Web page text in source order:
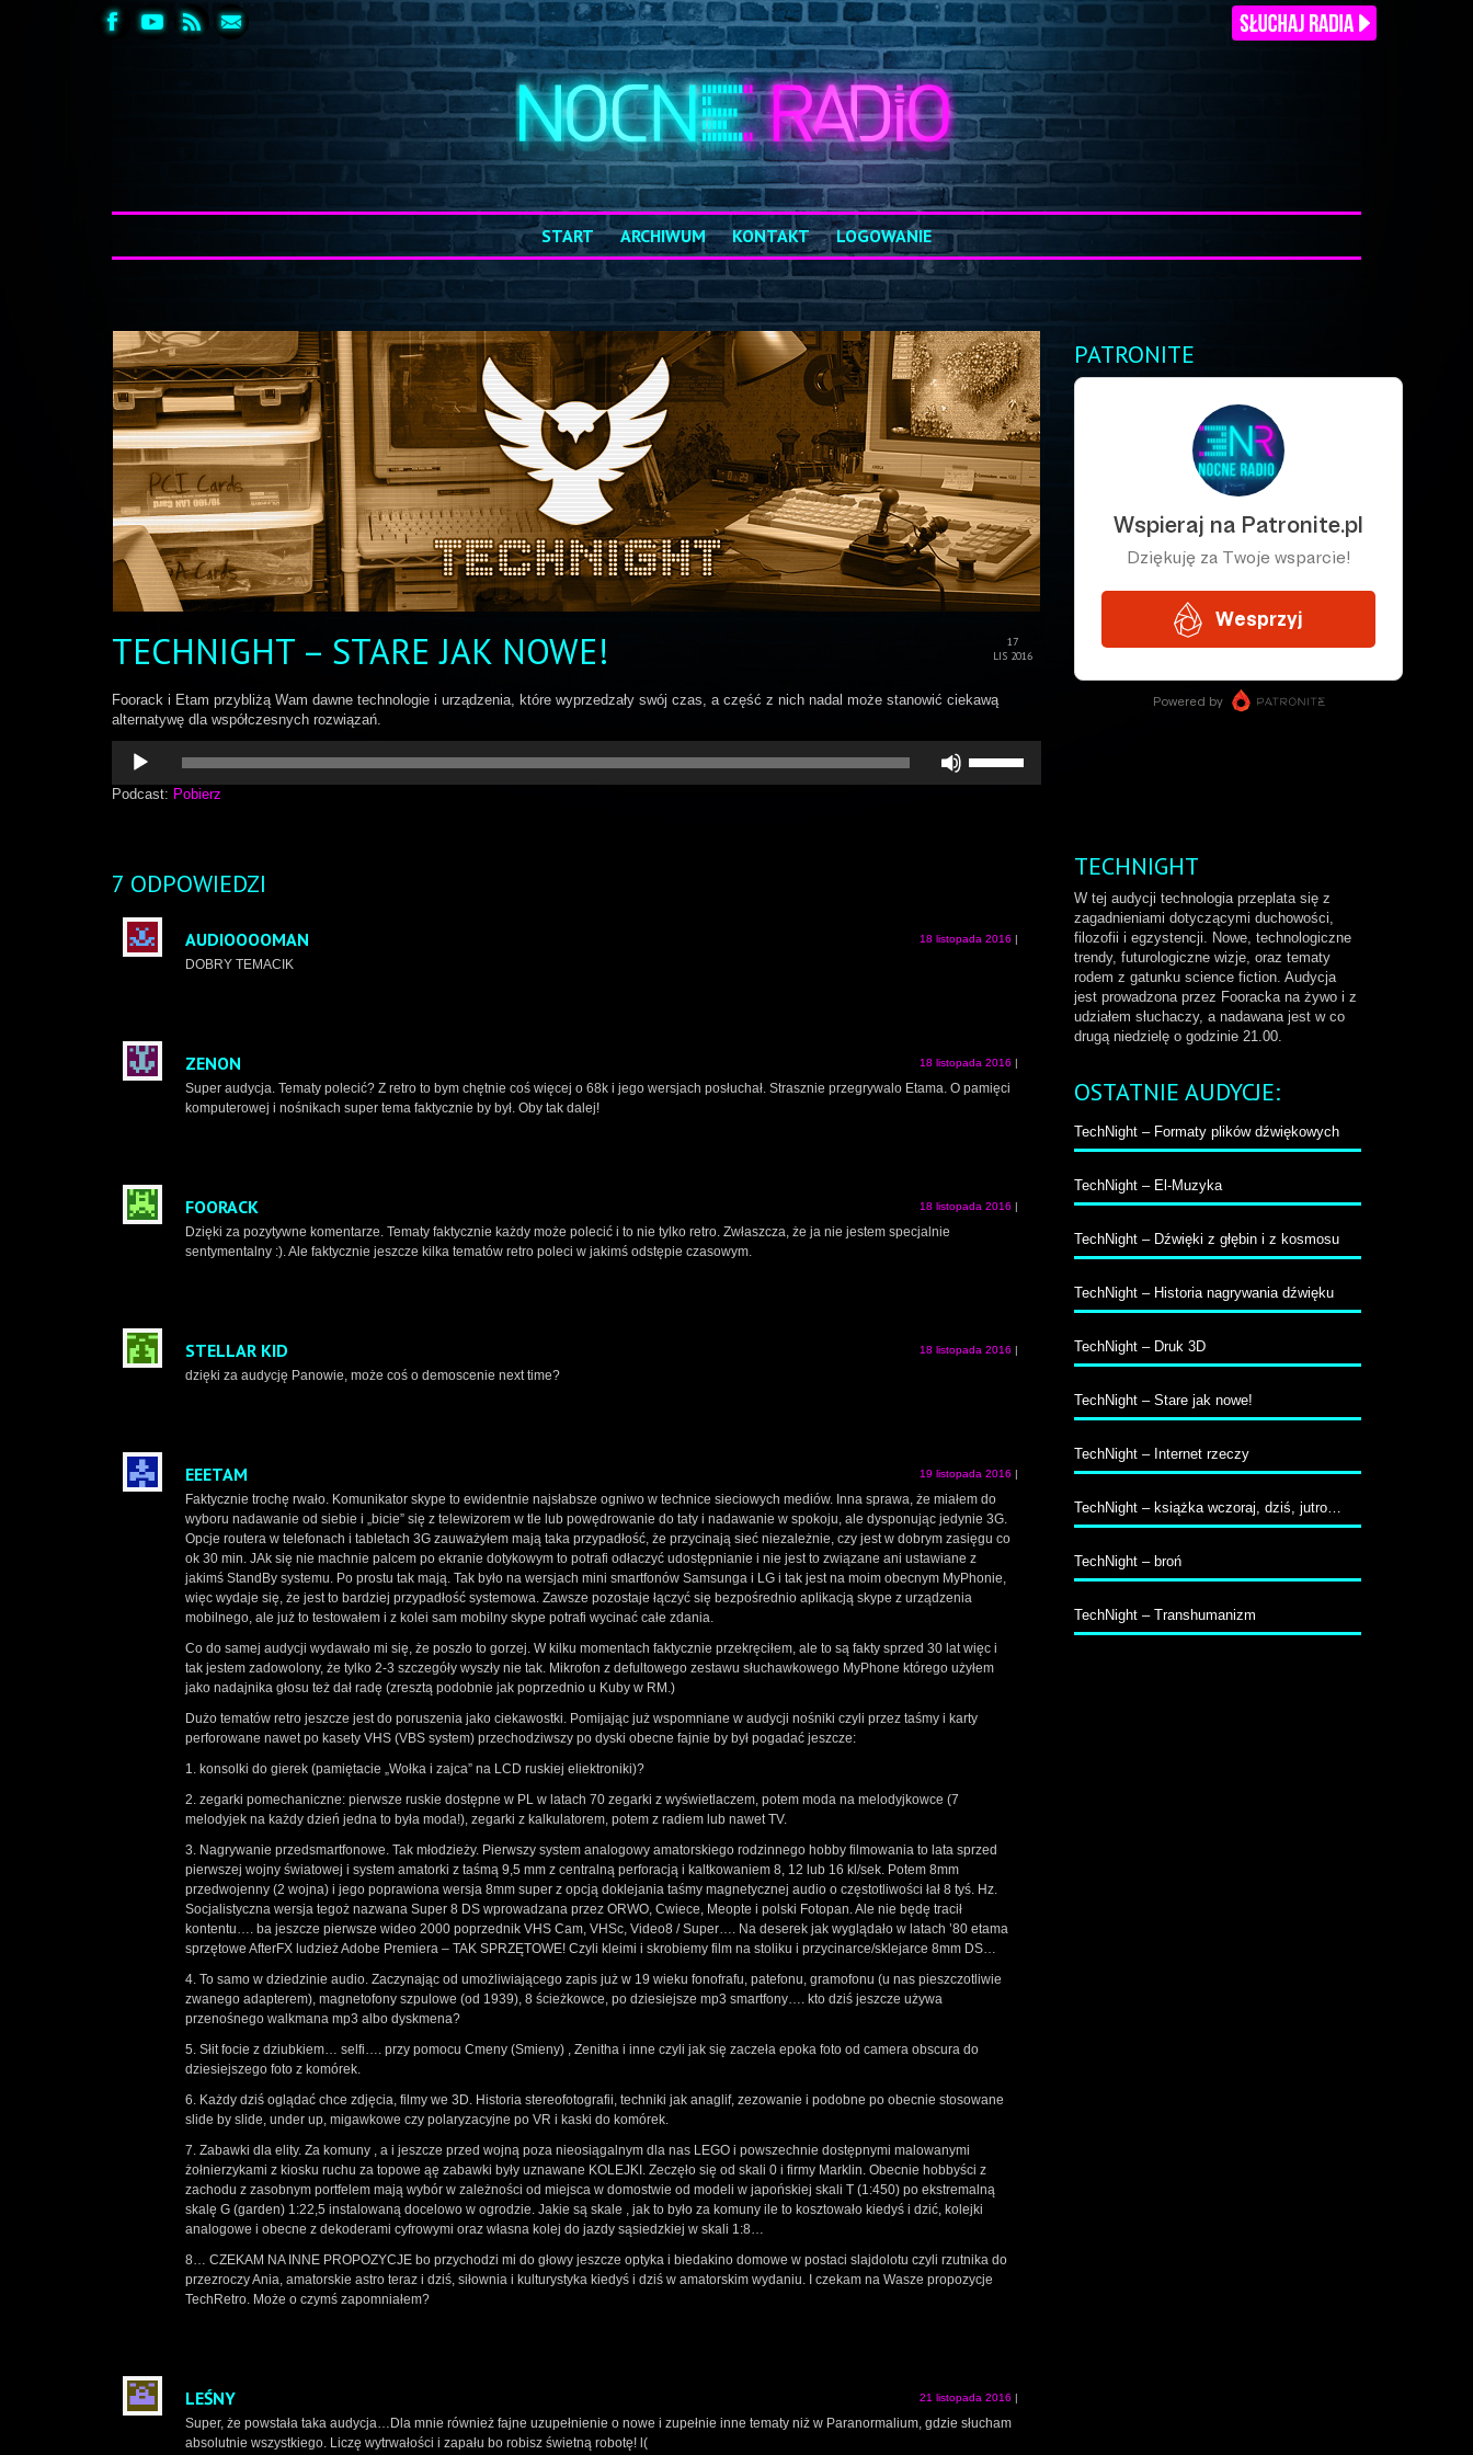
START ARCHIWUM KONTAKT LOGOWANIE
17
LIS 2016
TECHNIGHT – STARE JAK NOWE!
Foorack i Etam przybliżą Wam dawne technologie i urządzenia, które wyprzedzały swój czas, a część z nich nadal może stanowić ciekawą
alternatywę dla współczesnych rozwiązań.
Odtwarzacz
plików
dźwiękowych
strzałek
do
Podcast: Pobierz
7 ODPOWIEDZI
AUDIOOOOMAN 18 listopada 2016 |
DOBRY TEMACIK
ZENON 18 listopada 2016 |
Super audycja. Tematy polecić? Z retro to bym chętnie coś więcej o 68k i jego wersjach posłuchał. Strasznie przegrywalo Etama. O pamięci
komputerowej i nośnikach super tema faktycznie by był. Oby tak dalej!
FOORACK 18 listopada 2016 |
Dzięki za pozytywne komentarze. Tematy faktycznie każdy może polecić i to nie tylko retro. Zwłaszcza, że ja nie jestem specjalnie
sentymentalny :). Ale faktycznie jeszcze kilka tematów retro poleci w jakimś odstępie czasowym.
STELLAR KID 18 listopada 2016 |
dzięki za audycję Panowie, może coś o demoscenie next time?
EEETAM 19 listopada 2016 |
Faktycznie trochę rwało. Komunikator skype to ewidentnie najsłabsze ogniwo w technice sieciowych mediów. Inna sprawa, że miałem do
wyboru nadawanie od siebie i „bicie” się z telewizorem w tle lub powędrowanie do taty i nadawanie w spokoju, ale dysponując jedynie 3G.
Opcje routera w telefonach i tabletach 3G zauważyłem mają taka przypadłość, że przycinają sieć niezależnie, czy jest w dobrym zasięgu co
ok 30 min. JAk się nie machnie palcem po ekranie dotykowym to potrafi odłaczyć udostępnianie i nie jest to związane ani ustawiane z
jakimś StandBy systemu. Po prostu tak mają. Tak było na wersjach mini smartfonów Samsunga i LG i tak jest na moim obecnym MyPhonie,
więc wydaje się, że jest to bardziej przypadłość systemowa. Zawsze pozostaje łączyć się bezpośrednio aplikacją skype z urządzenia
mobilnego, ale już to testowałem i z kolei sam mobilny skype potrafi wycinać całe zdania.
Co do samej audycji wydawało mi się, że poszło to gorzej. W kilku momentach faktycznie przekręciłem, ale to są fakty sprzed 30 lat więc i
tak jestem zadowolony, że tylko 2-3 szczegóły wyszły nie tak. Mikrofon z defultowego zestawu słuchawkowego MyPhone którego użyłem
jako nadajnika głosu też dał radę (zresztą podobnie jak poprzednio u Kuby w RM.)
Dużo tematów retro jeszcze jest do poruszenia jako ciekawostki. Pomijając już wspomniane w audycji nośniki czyli przez taśmy i karty
perforowane nawet po kasety VHS (VBS system) przechodziwszy po dyski obecne fajnie by był pogadać jeszcze:
1. konsolki do gierek (pamiętacie „Wołka i zajca” na LCD ruskiej eliektroniki)?
2. zegarki pomechaniczne: pierwsze ruskie dostępne w PL w latach 70 zegarki z wyświetlaczem, potem moda na melodyjkowce (7
melodyjek na każdy dzień jedna to była moda!), zegarki z kalkulatorem, potem z radiem lub nawet TV.
3. Nagrywanie przedsmartfonowe. Tak młodzieży. Pierwszy system analogowy amatorskiego rodzinnego hobby filmowania to lata sprzed
pierwszej wojny światowej i system amatorki z taśmą 9,5 mm z centralną perforacją i kaltkowaniem 8, 12 lub 16 kl/sek. Potem 8mm
przedwojenny (2 wojna) i jego poprawiona wersja 8mm super z opcją doklejania taśmy magnetycznej audio o częstotliwości łał 8 tyś. Hz.
Socjalistyczna wersja tegoż nazwana Super 8 DS wprowadzana przez ORWO, Cwiece, Meopte i polski Fotopan. Ale nie będę tracił
kontentu…. ba jeszcze pierwsze wideo 2000 poprzednik VHS Cam, VHSc, Video8 / Super…. Na deserek jak wyglądało w latach ’80 etama
sprzętowe AfterFX ludzież Adobe Premiera – TAK SPRZĘTOWE! Czyli kleimi i skrobiemy film na stoliku i przycinarce/sklejarce 8mm DS…
4. To samo w dziedzinie audio. Zaczynając od umożliwiającego zapis już w 19 wieku fonofrafu, patefonu, gramofonu (u nas pieszczotliwie
zwanego adapterem), magnetofony szpulowe (od 1939), 8 ścieżkowce, po dziesiejsze mp3 smartfony…. kto dziś jeszcze używa
przenośnego walkmana mp3 albo dyskmena?
5. Słit focie z dziubkiem… selfi…. przy pomocu Cmeny (Smieny) , Zenitha i inne czyli jak się zaczeła epoka foto od camera obscura do
dziesiejszego foto z komórek.
6. Każdy dziś oglądać chce zdjęcia, filmy we 3D. Historia stereofotografii, techniki jak anaglif, zezowanie i podobne po obecnie stosowane
slide by slide, under up, migawkowe czy polaryzacyjne po VR i kaski do komórek.
7. Zabawki dla elity. Za komuny , a i jeszcze przed wojną poza nieosiągalnym dla nas LEGO i powszechnie dostępnymi malowanymi
żołnierzykami z kiosku ruchu za topowe ąę zabawki były uznawane KOLEJKI. Zeczęło się od skali 0 i firmy Marklin. Obecnie hobbyści z
zachodu z zasobnym portfelem mają wybór w zależności od miejsca w domostwie od modeli w japońskiej skali T (1:450) po ekstremalną
skalę G (garden) 1:22,5 instalowaną docelowo w ogrodzie. Jakie są skale , jak to było za komuny ile to kosztowało kiedyś i dzić, kolejki
analogowe i obecne z dekoderami cyfrowymi oraz własna kolej do jazdy sąsiedzkiej w skali 1:8…
8… CZEKAM NA INNE PROPOZYCJE bo przychodzi mi do głowy jeszcze optyka i biedakino domowe w postaci slajdolotu czyli rzutnika do
przezroczy Ania, amatorskie astro teraz i dziś, siłownia i kulturystyka kiedyś i dziś w amatorskim wydaniu. I czekam na Wasze propozycje
TechRetro. Może o czymś zapomniałem?
LEŚNY 21 listopada 2016 |
Super, że powstała taka audycja…Dla mnie również fajne uzupełnienie o nowe i zupełnie inne tematy niż w Paranormalium, gdzie słucham
absolutnie wszystkiego. Liczę wytrwałości i zapału bo robisz świetną robotę! l(
PATRONITE
TECHNIGHT
W tej audycji technologia przeplata się z
zagadnieniami dotyczącymi duchowości,
filozofii i egzystencji. Nowe, technologiczne
trendy, futurologiczne wizje, oraz tematy
rodem z gatunku science fiction. Audycja
jest prowadzona przez Fooracka na żywo i z
udziałem słuchaczy, a nadawana jest w co
drugą niedzielę o godzinie 21.00.
OSTATNIE AUDYCJE:
TechNight – Formaty plików dźwiękowych
TechNight – El-Muzyka
TechNight – Dźwięki z głębin i z kosmosu
TechNight – Historia nagrywania dźwięku
TechNight – Druk 3D
TechNight – Stare jak nowe!
TechNight – Internet rzeczy
TechNight – książka wczoraj, dziś, jutro…
TechNight – broń
TechNight – Transhumanizm